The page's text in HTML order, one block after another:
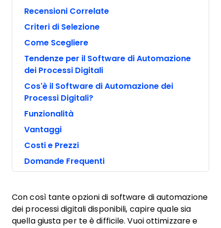
Recensioni Correlate
Criteri di Selezione
Come Scegliere
Tendenze per il Software di Automazione
dei Processi Digitali
Cos’è il Software di Automazione dei
Processi Digitali?
Funzionalità
Vantaggi
Costi e Prezzi
Domande Frequenti
Con così tante opzioni di software di automazione
dei processi digitali disponibili, capire quale sia
quella giusta per te è difficile. Vuoi ottimizzare e